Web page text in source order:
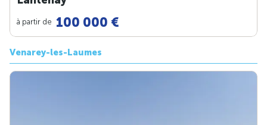
à partir de 100 000 €
Venarey-les-Laumes